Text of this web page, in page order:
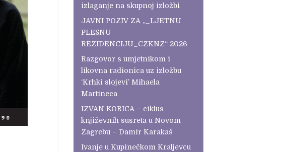
izlaganje na skupnoj izložbi
JAVNI POZIV ZA „_LJETNU
PLESNU
REZIDENCIJU_CZKNZ“ 2026
Razgovor s umjetnikom i
likovna radionica uz izložbu
‘Krhki slojevi’ Mihaela
Martineca
IZVAN KORICA – ciklus
književnih susreta u Novom
Zagrebu – Damir Karakaš
Ivanje u Kupinečkom Kraljevcu